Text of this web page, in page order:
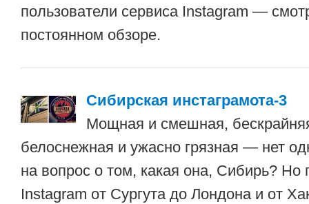
пользователи сервиса Instagram —
постоянном обзоре.
Сибирская инстаграмота-3
Мощная и смешная,
белоснежная и ужасно грязная — нет
на вопрос о том, какая она, Сибирь? Но
Instagram от Сургута до Лондона и от